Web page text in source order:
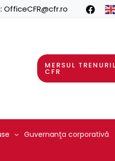
OfficeCFR@cfr.ro
MERSUL
CFR
Guvernanţa corporativă